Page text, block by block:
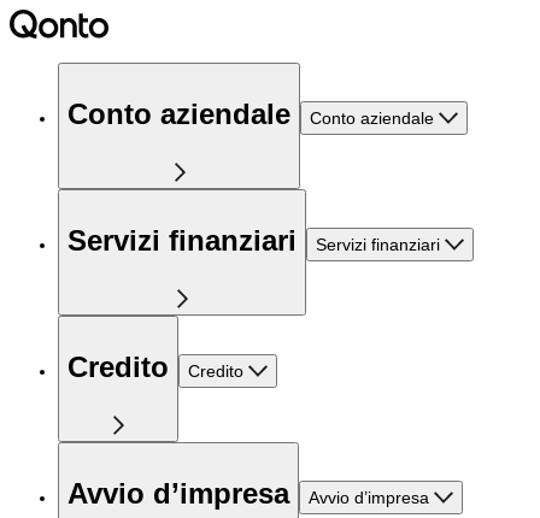
Conto aziendale Conto aziendale
Servizi finanziari Servizi finanziari
Credito Credito
Avvio d’impresa Avvio d’impresa